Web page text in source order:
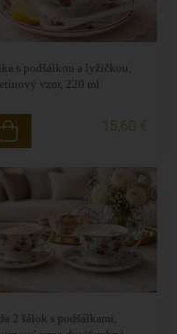
s podšálkou a lyžičkou,
vzor, 220 ml
15,60 €
2 šálok s podšálkami,